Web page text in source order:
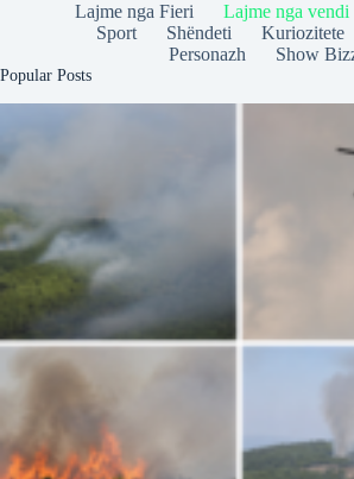
Lajme nga Fieri Lajme nga vendi
Sport
Shëndeti Kuriozitete
Personazh
Show
Popular Posts